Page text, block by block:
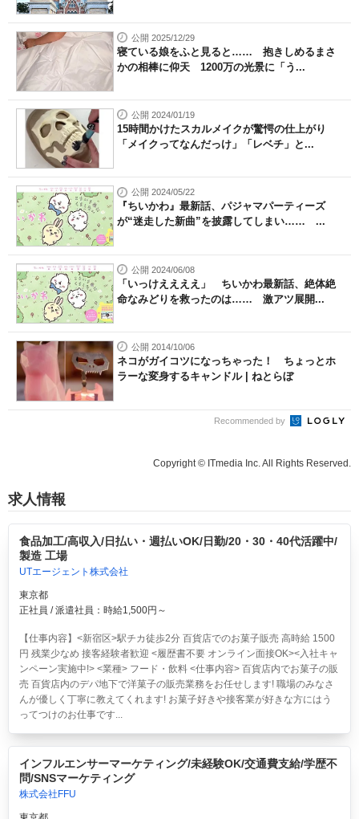
公開 2025/12/29
寝ている娘をふと見ると…… 抱きしめるまさ
かの相棒に仰天 1200万の光景に「う...
公開 2024/01/19
15時間かけたスカルメイクが驚愕の仕上がり
「メイクってなんだっけ」「レベチ」と...
公開 2024/05/22
『ちいかわ』最新話、パジャマパーティーズ
が“迷走した新曲”を披露してしまい…… ...
公開 2024/06/08
「いっけええええ」 ちいかわ最新話、絶体絶
命なみどりを救ったのは…… 激アツ展開...
公開 2014/10/06
ネコがガイコツになっちゃった！ ちょっとホ
ラーな変身するキャンドル | ねとらぼ
Recommended by
Copyright © ITmedia Inc. All Rights Reserved.
求人情報
食品加工/高収入/日払い・週払いOK/日勤/20・30・40代活躍中/
製造 工場
UTエージェント株式会社
東京都
正社員 / 派遣社員：時給1,500円～
【仕事内容】<新宿区>駅チカ徒歩2分 百貨店でのお菓子販売 高時給 1500
円 残業少なめ 接客経験者歓迎 <履歴書不要 オンライン面接OK><入社キャ
ンペーン実施中!> <業種> フード・飲料 <仕事内容> 百貨店内でお菓子の販
売 百貨店内のデパ地下で洋菓子の販売業務をお任せします! 職場のみなさ
んが優しく丁寧に教えてくれます! お菓子好きや接客業が好きな方にはう
ってつけのお仕事です...
インフルエンサーマーケティング/未経験OK/交通費支給/学歴不
問/SNSマーケティング
株式会社FFU